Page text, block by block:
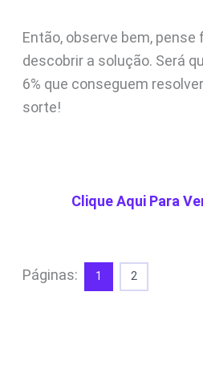
Então, observe bem,
descobrir a solução. Será
6% que conseguem
sorte!
Clique Aqui Para
Páginas: 1 2